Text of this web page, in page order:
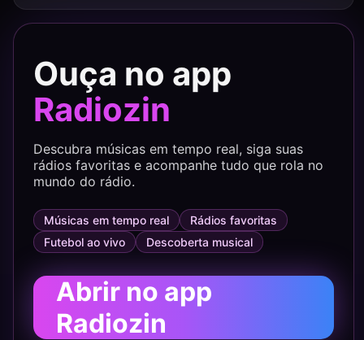
Ouça no app
Radiozin
Descubra músicas em tempo real, siga suas
rádios favoritas e acompanhe tudo que rola no
mundo do rádio.
Músicas em tempo real
Rádios favoritas
Futebol ao vivo
Descoberta musical
Abrir no app
Radiozin